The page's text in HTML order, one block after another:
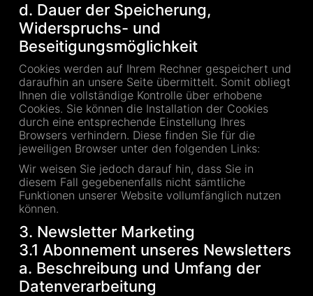
d. Dauer der Speicherung,
Widerspruchs- und
Beseitigungsmöglichkeit
Cookies werden auf Ihrem Rechner gespeichert und
daraufhin an unsere Seite übermittelt. Somit obliegt
Ihnen die vollständige Kontrolle über erhobene
Cookies. Sie können die Installation der Cookies
durch eine entsprechende Einstellung Ihres
Browsers verhindern. Diese finden Sie für die
jeweiligen Browser unter den folgenden Links:
Wir weisen Sie jedoch darauf hin, dass Sie in
diesem Fall gegebenenfalls nicht sämtliche
Funktionen unserer Website vollumfänglich nutzen
können.
3. Newsletter Marketing
3.1 Abonnement unseres Newsletters
a. Beschreibung und Umfang der
Datenverarbeitung